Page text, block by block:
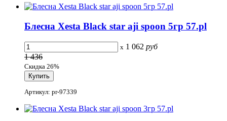
Блесна Xesta Black star aji spoon 5гр 57.pl
x 1 062 руб
1 436
Скидка 26%
Артикул: pr-97339